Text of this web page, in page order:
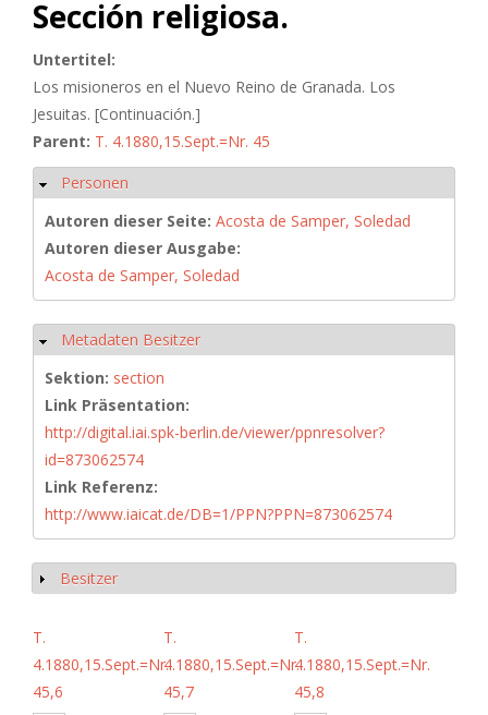
Sección religiosa.
Untertitel:
Los misioneros en el Nuevo Reino de Granada. Los
Jesuitas. [Continuación.]
Parent: T. 4.1880,15.Sept.=Nr. 45
Ausblenden
Personen
Autoren dieser Seite: Acosta de Samper, Soledad
Autoren dieser Ausgabe:
Acosta de Samper, Soledad
Ausblenden
Metadaten Besitzer
Sektion: section
Link Präsentation:
http://digital.iai.spk-berlin.de/viewer/ppnresolver?
id=873062574
Link Referenz:
http://www.iaicat.de/DB=1/PPN?PPN=873062574
Anzeigen
Besitzer
T.
4.1880,15.Sept.=Nr.
45,6
T.
4.1880,15.Sept.=Nr.
45,7
T.
4.1880,15.Sept.=Nr.
45,8